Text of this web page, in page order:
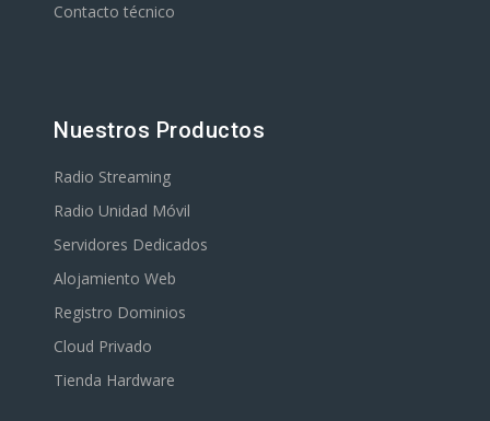
Contacto técnico
Nuestros Productos
Radio Streaming
Radio Unidad Móvil
Servidores Dedicados
Alojamiento Web
Registro Dominios
Cloud Privado
Tienda Hardware